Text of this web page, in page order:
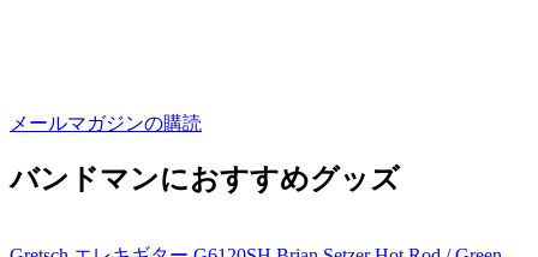
メールマガジンの購読
バンドマンにおすすめグッズ